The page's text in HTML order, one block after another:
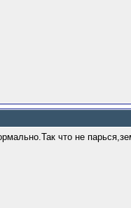
что не